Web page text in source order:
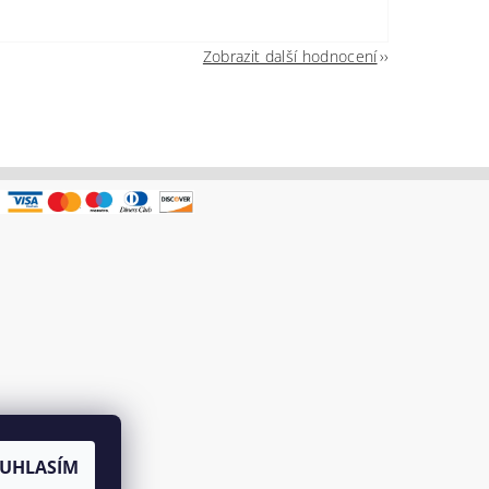
Zobrazit další hodnocení